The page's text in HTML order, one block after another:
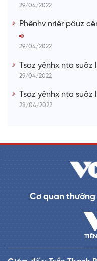
29/04/2022
Phênhv nriêr pâuz
29/04/2022
Tsaz yênhx nta suôz
29/04/2022
Tsaz yênhx nta suôz
28/04/2022
Cơ quan thường